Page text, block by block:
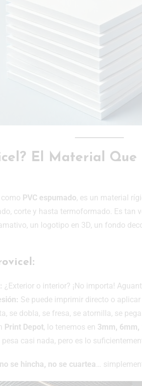
El Material Que
PVC espumado, es un material
corte y hasta termoformado. Es tan
un logotipo en 3D, un fondo
¿Exterior o interior? ¡No importa!
Se puede imprimir directo o
se dobla, se fresa, se atornilla, se
Print Depot, lo tenemos en 3mm,
pesa casi nada, pero es lo
se hincha, no se cuartea …